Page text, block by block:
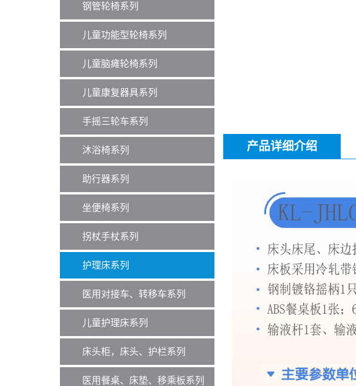
钢管轮椅系列
儿童功能型轮椅系列
儿童脑瘫轮椅系列
儿童康复器具系列
手摇三轮车系列
沐浴椅系列
助行器系列
坐便椅系列
拐杖手杖系列
护理床系列
医用对接车、转移车系列
儿童护理床系列
床头柜，床头、护栏系列
医用餐桌、床垫、移乘板系列
产品详细介绍